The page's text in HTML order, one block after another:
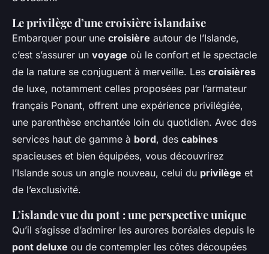
Le privilège d’une croisière islandaise
Embarquer pour une croisière autour de l’Islande,
c’est s’assurer un voyage où le confort et le spectacle
de la nature se conjuguent à merveille. Les croisières
de luxe, notamment celles proposées par l’armateur
français Ponant, offrent une expérience privilégiée,
une parenthèse enchantée loin du quotidien. Avec des
services haut de gamme à bord, des cabines
spacieuses et bien équipées, vous découvrirez
l’Islande sous un angle nouveau, celui du privilège et
de l’exclusivité.
L’islande vue du pont : une perspective unique
Qu’il s’agisse d’admirer les aurores boréales depuis le
pont deluxe ou de contempler les côtes découpées